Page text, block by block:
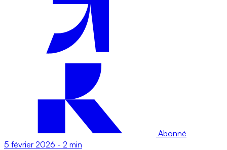
Abonné
5 février 2026 - 2 min